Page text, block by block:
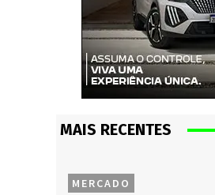
MAIS RECENTES
MERCADO